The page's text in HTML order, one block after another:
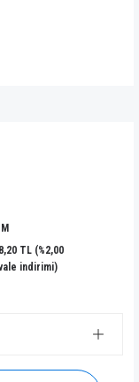
TL (%2,00
indirimi)